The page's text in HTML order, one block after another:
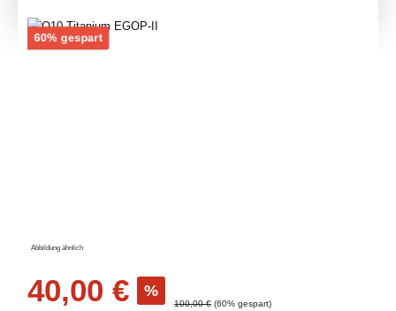
Bildergalerie überspringen
60% gespartRabatt
Abbildung ähnlich
40,00 € %
Regulärer Preis:
100,00 € (60% gespart)